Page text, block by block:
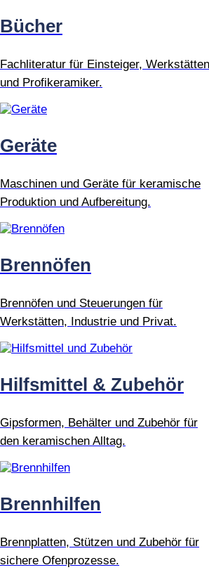
Bücher
Fachliteratur für Einsteiger, Werkstätten
und Profikeramiker.
Geräte
Maschinen und Geräte für keramische
Produktion und Aufbereitung.
Brennöfen
Brennöfen und Steuerungen für
Werkstätten, Industrie und Privat.
Hilfsmittel & Zubehör
Gipsformen, Behälter und Zubehör für
den keramischen Alltag.
Brennhilfen
Brennplatten, Stützen und Zubehör für
sichere Ofenprozesse.